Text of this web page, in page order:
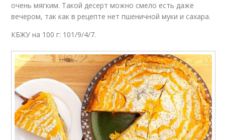
очень мягким. Такой десерт можно смело есть даже
вечером, так как в рецепте нет пшеничной муки и сахара.
КБЖУ на 100 г: 101/9/4/7.